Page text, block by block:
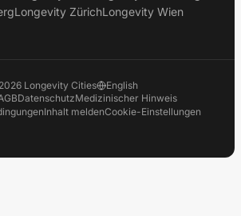
Longevity ZürichLongevity Wien
2026 Longevity Cities
English
DatenschutzMedizinischer Hinweis
Inhalt meldenCookie-Einstellungen